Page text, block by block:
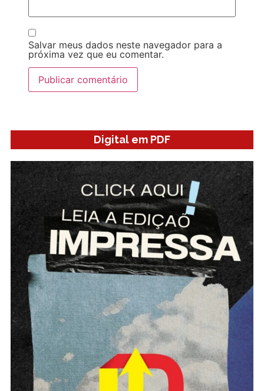
Salvar meus dados neste navegador para a
próxima vez que eu comentar.
Digital em PDF